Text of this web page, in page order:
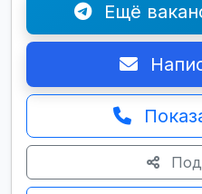
Ещё